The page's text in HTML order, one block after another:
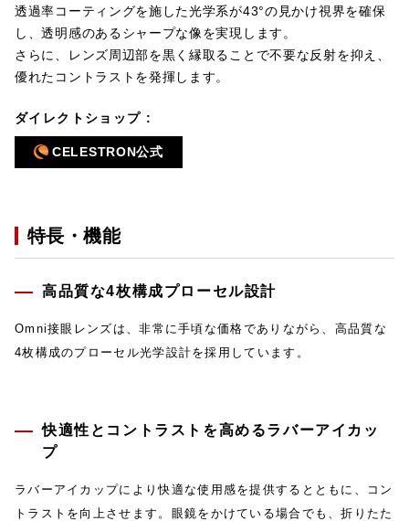
透過率コーティングを施した光学系が43°の見かけ視界を確保
し、透明感のあるシャープな像を実現します。
さらに、レンズ周辺部を黒く縁取ることで不要な反射を抑え、
優れたコントラストを発揮します。
ダイレクトショップ :
CELESTRON公式
特長・機能
高品質な4枚構成プローセル設計
Omni接眼レンズは、非常に手頃な価格でありながら、高品質な
4枚構成のプローセル光学設計を採用しています。
快適性とコントラストを高めるラバーアイカッ
プ
ラバーアイカップにより快適な使用感を提供するとともに、コン
トラストを向上させます。眼鏡をかけている場合でも、折りたた